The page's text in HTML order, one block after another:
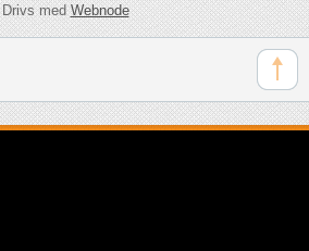
Drivs medWebnode